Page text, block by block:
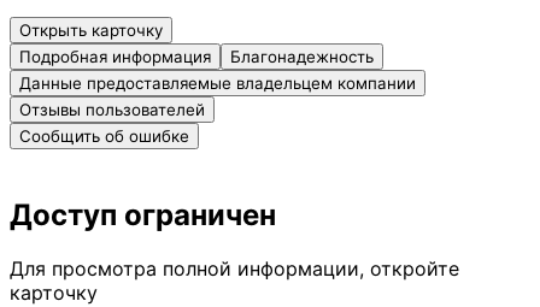
Открыть карточку
Подробная информация
Благонадежность
Данные предоставляемые владельцем компании
Отзывы пользователей
Сообщить об ошибке
Доступ ограничен
Для просмотра полной информации, откройте
карточку